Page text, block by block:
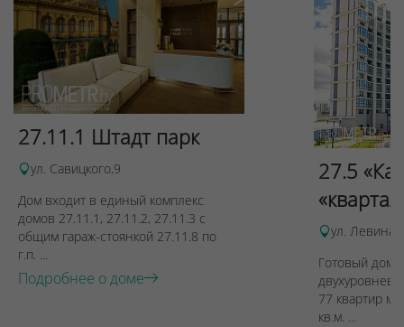
27.11.1 Штадт парк
ул. Савицкого,9
Дом входит в единый комплекс
домов 27.11.1, 27.11.2, 27.11.3 с
общим гараж-стоянкой 27.11.8 по
г.п. ...
Подробнее о доме
27.5
ул. Левина,
Готовый дом
77 квартир
кв.м. ...
Для обеспечения удобства пользователей сайта
используются cookies
Принять
Отклонить